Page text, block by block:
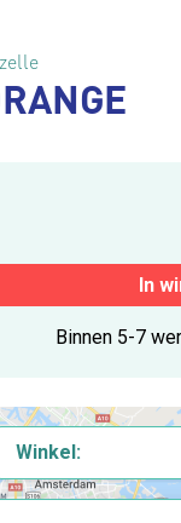
In
Binnen 5-7
Winkel: